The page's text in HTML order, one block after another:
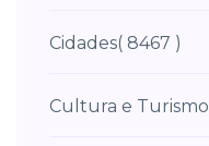
Cidades( 8467 )
Cultura e Turismo